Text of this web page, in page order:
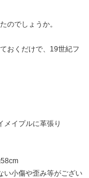
のでしょうか。
おくだけで、19世紀フ
メイプルに革張り
い小傷や歪み等がござい